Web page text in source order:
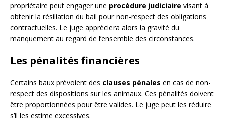
propriétaire peut engager une procédure judiciaire visant à
obtenir la résiliation du bail pour non-respect des obligations
contractuelles. Le juge appréciera alors la gravité du
manquement au regard de l’ensemble des circonstances.
Les pénalités financières
Certains baux prévoient des clauses pénales en cas de non-
respect des dispositions sur les animaux. Ces pénalités doivent
être proportionnées pour être valides. Le juge peut les réduire
s’il les estime excessives.